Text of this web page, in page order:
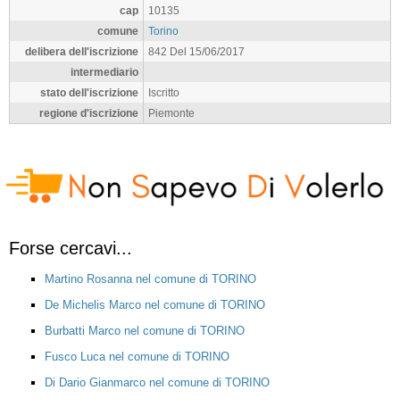
cap
10135
comune
Torino
delibera dell'iscrizione
842 Del 15/06/2017
intermediario
stato dell'iscrizione
Iscritto
regione d'iscrizione
Piemonte
Forse cercavi...
Martino Rosanna nel comune di TORINO
De Michelis Marco nel comune di TORINO
Burbatti Marco nel comune di TORINO
Fusco Luca nel comune di TORINO
Di Dario Gianmarco nel comune di TORINO